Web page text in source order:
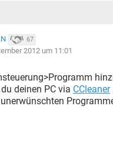
67
2012 um 11:01
deinen PC via CCleaner